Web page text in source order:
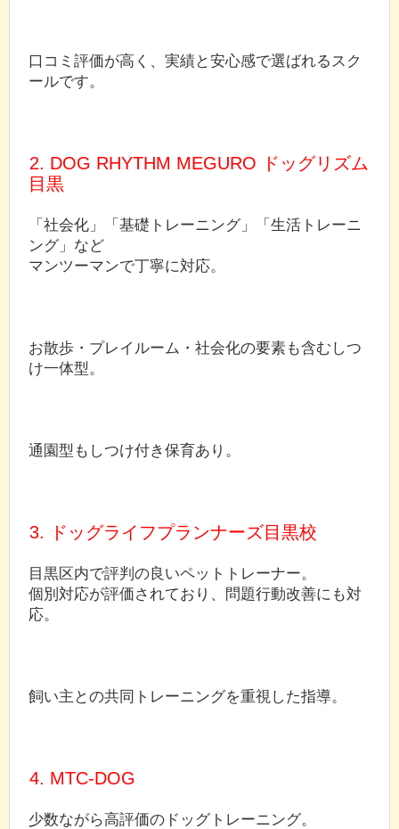
口コミ評価が高く、実績と安心感で選ばれるスク
ールです。
2. DOG RHYTHM MEGURO ドッグリズム
目黒
「社会化」「基礎トレーニング」「生活トレーニ
ング」など
マンツーマンで丁寧に対応。
お散歩・プレイルーム・社会化の要素も含むしつ
け一体型。
通園型もしつけ付き保育あり。
3. ドッグライフプランナーズ目黒校
目黒区内で評判の良いペットトレーナー。
個別対応が評価されており、問題行動改善にも対
応。
飼い主との共同トレーニングを重視した指導。
4. MTC-DOG
少数ながら高評価のドッグトレーニング。